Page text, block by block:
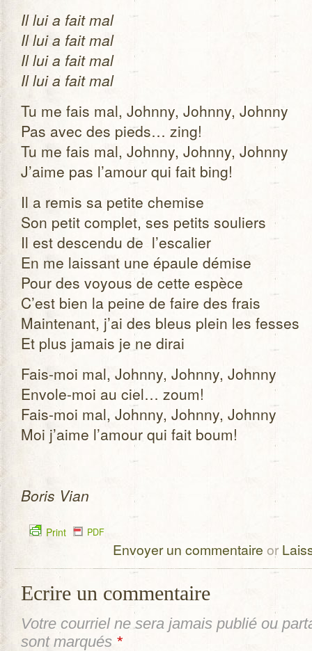
Il lui a fait mal
Il lui a fait mal
Il lui a fait mal
Il lui a fait mal
Tu me fais mal, Johnny, Johnny, Johnny
Pas avec des pieds… zing!
Tu me fais mal, Johnny, Johnny, Johnny
J’aime pas l’amour qui fait bing!
Il a remis sa petite che­mise
Son petit com­plet, ses petits sou­liers
Il est des­cendu de l’escalier
En me lais­sant une épaule démise
Pour des voyous de cette espèce
C’est bien la peine de faire des frais
Main­te­nant, j’ai des bleus plein les fesses
Et plus jamais je ne dirai
Fais-moi mal, Johnny, Johnny, Johnny
Envole-moi au ciel… zoum!
Fais-moi mal, Johnny, Johnny, Johnny
Moi j’aime l’amour qui fait boum!
Boris Vian
Print PDF
Envoyer un commentaire or
Ecrire un commentaire
Votre courriel ne sera jamais publié ou
sont marqués *